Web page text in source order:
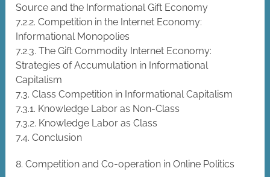
Source and the Informational Gift Economy
7.2.2. Competition in the Internet Economy:
Informational Monopolies
7.2.3. The Gift Commodity Internet Economy:
Strategies of Accumulation in Informational
Capitalism
7.3. Class Competition in Informational Capitalism
7.3.1. Knowledge Labor as Non-Class
7.3.2. Knowledge Labor as Class
7.4. Conclusion
8. Competition and Co-operation in Online Politics